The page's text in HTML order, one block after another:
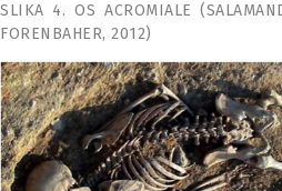
SLIKA 4. OS ACROMIALE
FORENBAHER, 2012)